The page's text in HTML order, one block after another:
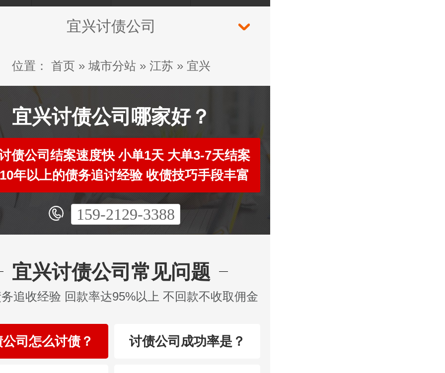
宜兴讨债公司
位置： 首页 » 城市分站 » 江苏 » 宜兴
宜兴讨债公司哪家好？
债公司结案速度快 小单1天 大单3-7天结案
年以上的债务追讨经验 收债技巧手段丰富
159-2129-3388
宜兴讨债公司常见问题
追收经验 回款率达95%以上 不回款不收取佣金
司怎么讨债？ 讨债公司成功率是？